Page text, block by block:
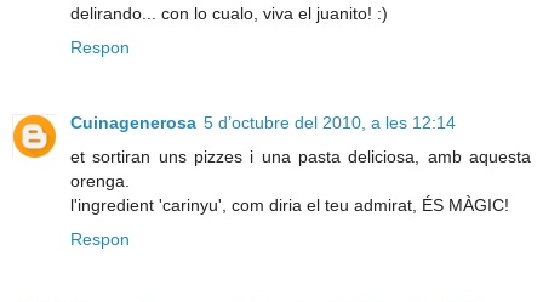
delirando... con lo cualo, viva el juanito! :)
Respon
Cuinagenerosa 5 d’octubre del 2010, a les 12:14
et sortiran uns pizzes i una pasta deliciosa, amb aquesta
orenga.
l'ingredient 'carinyu', com diria el teu admirat, ÉS MÀGIC!
Respon